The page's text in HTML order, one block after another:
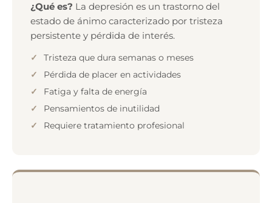
¿Qué es? La depresión es un trastorno del
estado de ánimo caracterizado por tristeza
persistente y pérdida de interés.
Tristeza que dura semanas o meses
Pérdida de placer en actividades
Fatiga y falta de energía
Pensamientos de inutilidad
Requiere tratamiento profesional